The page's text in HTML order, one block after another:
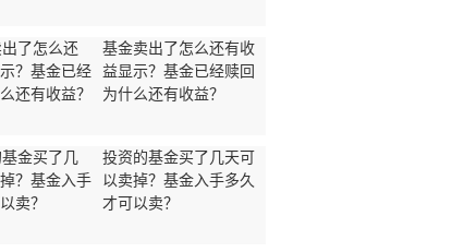
基金卖出了怎么还有收
益显示？基金已经赎回
为什么还有收益？
投资的基金买了几天可
以卖掉？基金入手多久
才可以卖？